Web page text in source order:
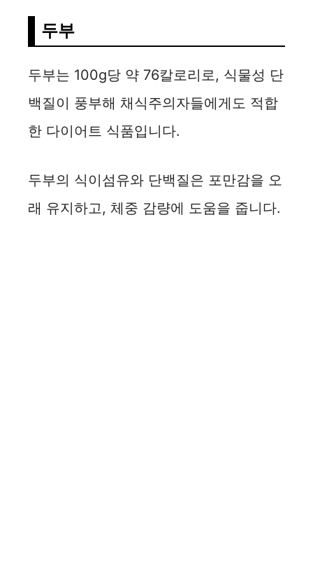
두부
두부는 100g당 약 76칼로리로, 식물성 단
백질이 풍부해 채식주의자들에게도 적합
한 다이어트 식품입니다.
두부의 식이섬유와 단백질은 포만감을 오
래 유지하고, 체중 감량에 도움을 줍니다.